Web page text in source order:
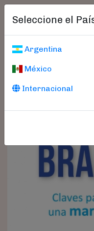
Seleccione el
Argentina
México
Internacional